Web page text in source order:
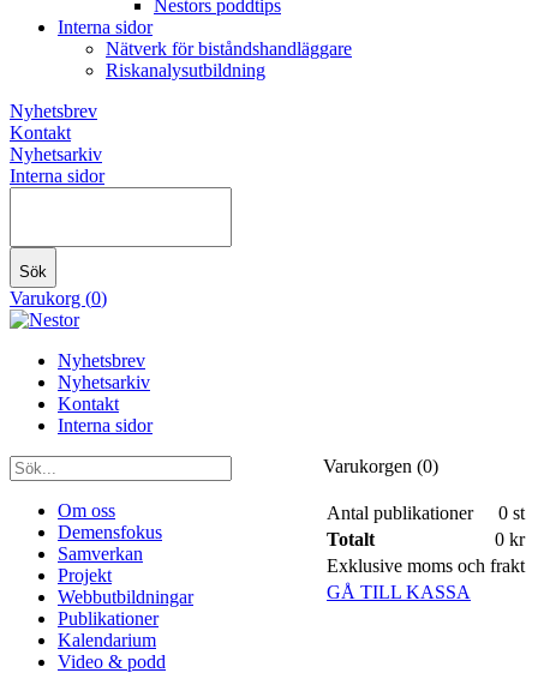
Nestors poddtips
Interna sidor
Nätverk för biståndshandläggare
Riskanalysutbildning
Nyhetsbrev
Kontakt
Nyhetsarkiv
Interna sidor
Sök
Varukorg (0)
Nyhetsbrev
Nyhetsarkiv
Kontakt
Interna sidor
Varukorgen (0)
Antal publikationer 0 st
Totalt
0 kr
Exklusive moms och frakt
GÅ TILL KASSA
Om oss
Demensfokus
Samverkan
Projekt
Webbutbildningar
Publikationer
Kalendarium
Video & podd